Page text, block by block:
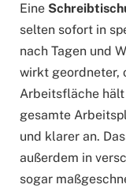
Eine
selten sofort in
nach Tagen und
wirkt geordneter,
Arbeitsfläche hält
gesamte
und klarer an.
außerdem in
sogar